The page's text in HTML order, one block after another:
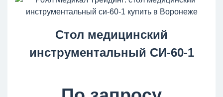
Стол медицинский
инструментальный СИ-60-1